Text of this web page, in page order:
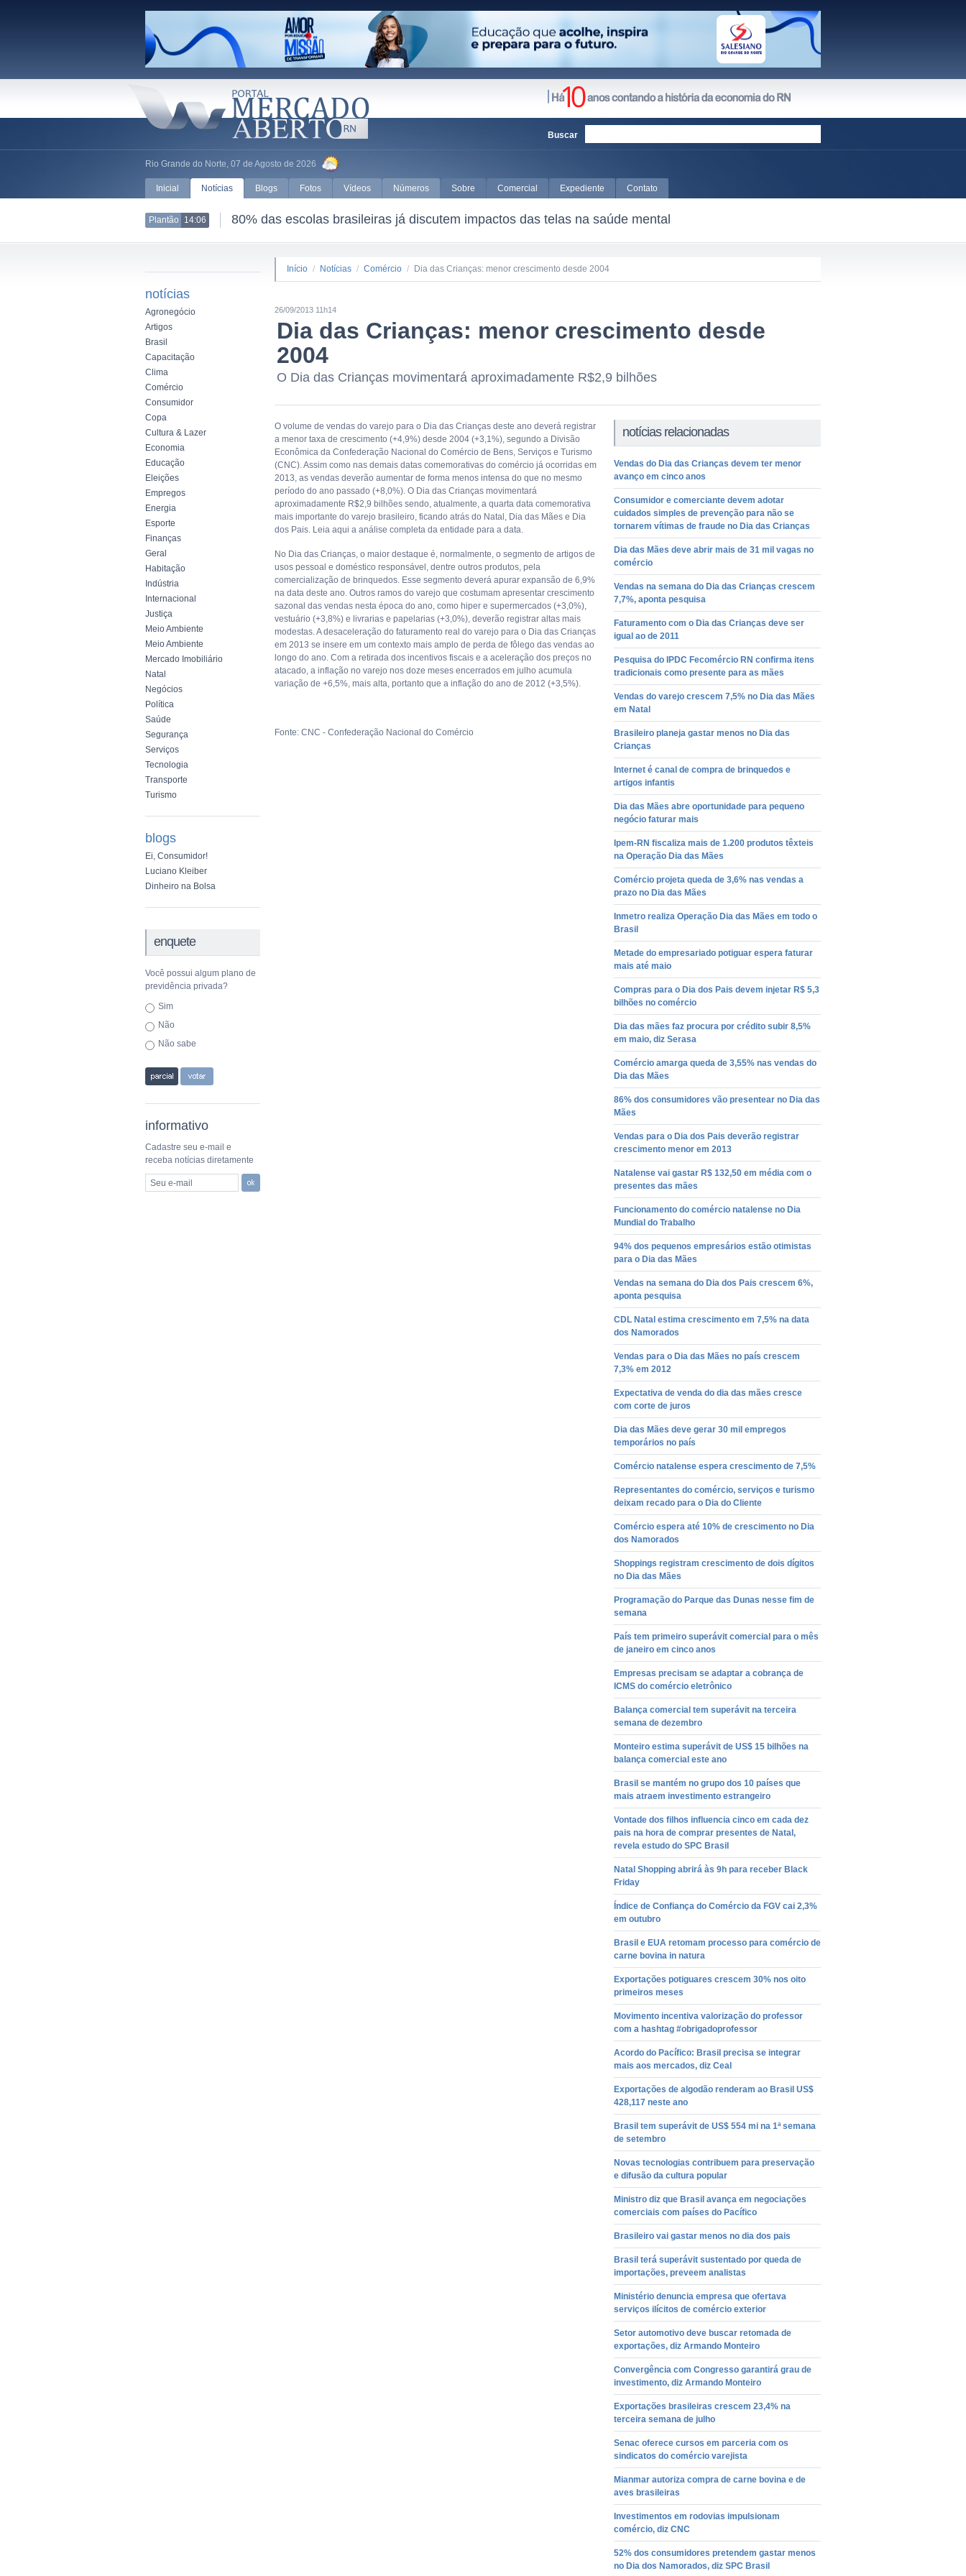
Rio Grande do Norte, 07 de Agosto de 2026
Buscar
Inicial Notícias Blogs Fotos Vídeos Números Sobre Comercial Expediente Contato
Plantão 14:06 80% das escolas brasileiras já discutem impactos das telas na saúde mental
notícias
Agronegócio
Artigos
Brasil
Capacitação
Clima
Comércio
Consumidor
Copa
Cultura & Lazer
Economia
Educação
Eleições
Empregos
Energia
Esporte
Finanças
Geral
Habitação
Indústria
Internacional
Justiça
Meio Ambiente
Meio Ambiente
Mercado Imobiliário
Natal
Negócios
Política
Saúde
Segurança
Serviços
Tecnologia
Transporte
Turismo
blogs
Ei, Consumidor!
Luciano Kleiber
Dinheiro na Bolsa
enquete
Você possui algum plano de
previdência privada?
Sim
Não
Não sabe
informativo
Cadastre seu e-mail e
receba notícias diretamente
Seu e-mail
Início / Notícias / Comércio / Dia das Crianças: menor crescimento desde 2004
26/09/2013 11h14
Dia das Crianças: menor crescimento desde
2004
O Dia das Crianças movimentará aproximadamente R$2,9 bilhões
notícias relacionadas
Vendas do Dia das Crianças devem ter menor
avanço em cinco anos
Consumidor e comerciante devem adotar
cuidados simples de prevenção para não se
tornarem vítimas de fraude no Dia das Crianças
Dia das Mães deve abrir mais de 31 mil vagas no
comércio
Vendas na semana do Dia das Crianças crescem
7,7%, aponta pesquisa
Faturamento com o Dia das Crianças deve ser
igual ao de 2011
Pesquisa do IPDC Fecomércio RN confirma itens
tradicionais como presente para as mães
Vendas do varejo crescem 7,5% no Dia das Mães
em Natal
Brasileiro planeja gastar menos no Dia das
Crianças
Internet é canal de compra de brinquedos e
artigos infantis
Dia das Mães abre oportunidade para pequeno
negócio faturar mais
Ipem-RN fiscaliza mais de 1.200 produtos têxteis
na Operação Dia das Mães
Comércio projeta queda de 3,6% nas vendas a
prazo no Dia das Mães
Inmetro realiza Operação Dia das Mães em todo o
Brasil
Metade do empresariado potiguar espera faturar
mais até maio
Compras para o Dia dos Pais devem injetar R$ 5,3
bilhões no comércio
Dia das mães faz procura por crédito subir 8,5%
em maio, diz Serasa
Comércio amarga queda de 3,55% nas vendas do
Dia das Mães
86% dos consumidores vão presentear no Dia das
Mães
Vendas para o Dia dos Pais deverão registrar
crescimento menor em 2013
Natalense vai gastar R$ 132,50 em média com o
presentes das mães
Funcionamento do comércio natalense no Dia
Mundial do Trabalho
94% dos pequenos empresários estão otimistas
para o Dia das Mães
Vendas na semana do Dia dos Pais crescem 6%,
aponta pesquisa
CDL Natal estima crescimento em 7,5% na data
dos Namorados
Vendas para o Dia das Mães no país crescem
7,3% em 2012
Expectativa de venda do dia das mães cresce
com corte de juros
Dia das Mães deve gerar 30 mil empregos
temporários no país
Comércio natalense espera crescimento de 7,5%
Representantes do comércio, serviços e turismo
deixam recado para o Dia do Cliente
Comércio espera até 10% de crescimento no Dia
dos Namorados
Shoppings registram crescimento de dois dígitos
no Dia das Mães
Programação do Parque das Dunas nesse fim de
semana
País tem primeiro superávit comercial para o mês
de janeiro em cinco anos
Empresas precisam se adaptar a cobrança de
ICMS do comércio eletrônico
Balança comercial tem superávit na terceira
semana de dezembro
Monteiro estima superávit de US$ 15 bilhões na
balança comercial este ano
Brasil se mantém no grupo dos 10 países que
mais atraem investimento estrangeiro
Vontade dos filhos influencia cinco em cada dez
pais na hora de comprar presentes de Natal,
revela estudo do SPC Brasil
Natal Shopping abrirá às 9h para receber Black
Friday
Índice de Confiança do Comércio da FGV cai 2,3%
em outubro
Brasil e EUA retomam processo para comércio de
carne bovina in natura
Exportações potiguares crescem 30% nos oito
primeiros meses
Movimento incentiva valorização do professor
com a hashtag #obrigadoprofessor
Acordo do Pacífico: Brasil precisa se integrar
mais aos mercados, diz Ceal
Exportações de algodão renderam ao Brasil US$
428,117 neste ano
Brasil tem superávit de US$ 554 mi na 1ª semana
de setembro
Novas tecnologias contribuem para preservação
e difusão da cultura popular
Ministro diz que Brasil avança em negociações
comerciais com países do Pacífico
Brasileiro vai gastar menos no dia dos pais
Brasil terá superávit sustentado por queda de
importações, preveem analistas
Ministério denuncia empresa que ofertava
serviços ilícitos de comércio exterior
Setor automotivo deve buscar retomada de
exportações, diz Armando Monteiro
Convergência com Congresso garantirá grau de
investimento, diz Armando Monteiro
Exportações brasileiras crescem 23,4% na
terceira semana de julho
Senac oferece cursos em parceria com os
sindicatos do comércio varejista
Mianmar autoriza compra de carne bovina e de
aves brasileiras
Investimentos em rodovias impulsionam
comércio, diz CNC
52% dos consumidores pretendem gastar menos
no Dia dos Namorados, diz SPC Brasil
O volume de vendas do varejo para o Dia das Crianças deste ano deverá registrar
a menor taxa de crescimento (+4,9%) desde 2004 (+3,1%), segundo a Divisão
Econômica da Confederação Nacional do Comércio de Bens, Serviços e Turismo
(CNC). Assim como nas demais datas comemorativas do comércio já ocorridas em
2013, as vendas deverão aumentar de forma menos intensa do que no mesmo
período do ano passado (+8,0%). O Dia das Crianças movimentará
aproximadamente R$2,9 bilhões sendo, atualmente, a quarta data comemorativa
mais importante do varejo brasileiro, ficando atrás do Natal, Dia das Mães e Dia
dos Pais. Leia aqui a análise completa da entidade para a data.
No Dia das Crianças, o maior destaque é, normalmente, o segmento de artigos de
usos pessoal e doméstico responsável, dentre outros produtos, pela
comercialização de brinquedos. Esse segmento deverá apurar expansão de 6,9%
na data deste ano. Outros ramos do varejo que costumam apresentar crescimento
sazonal das vendas nesta época do ano, como hiper e supermercados (+3,0%),
vestuário (+3,8%) e livrarias e papelarias (+3,0%), deverão registrar altas mais
modestas. A desaceleração do faturamento real do varejo para o Dia das Crianças
em 2013 se insere em um contexto mais amplo de perda de fôlego das vendas ao
longo do ano. Com a retirada dos incentivos fiscais e a aceleração dos preços no
atacado, a inflação no varejo nos doze meses encerrados em julho acumula
variação de +6,5%, mais alta, portanto que a inflação do ano de 2012 (+3,5%).
Fonte: CNC - Confederação Nacional do Comércio